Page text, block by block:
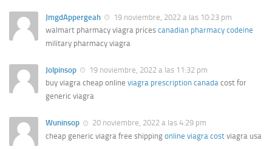
JmgdAppergeah
19 noviembre, 2022 a las 10:23 pm
walmart pharmacy viagra prices canadian pharmacy codeine
military pharmacy viagra
Jolpinsop
19 noviembre, 2022 a las 11:32 pm
buy viagra cheap online viagra prescription canada cost for
generic viagra
Wuninsop
20 noviembre, 2022 a las 4:29 pm
cheap generic viagra free shipping online viagra cost viagra usa